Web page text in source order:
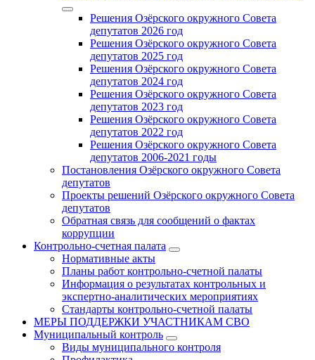
Решения Озёрского окружного Совета
депутатов 2026 год
Решения Озёрского окружного Совета
депутатов 2025 год
Решения Озёрского окружного Совета
депутатов 2024 год
Решения Озёрского окружного Совета
депутатов 2023 год
Решения Озёрского окружного Совета
депутатов 2022 год
Решения Озёрского окружного Совета
депутатов 2006-2021 годы
Постановления Озёрского окружного Совета
депутатов
Проекты решений Озёрского окружного Совета
депутатов
Обратная связь для сообщений о фактах
коррупции
Контрольно-счетная палата
Нормативные акты
Планы работ контрольно-счетной палаты
Информация о результатах контрольных и
экспертно-аналитических мероприятиях
Стандарты контрольно-счетной палаты
МЕРЫ ПОДДЕРЖКИ УЧАСТНИКАМ СВО
Муниципальный контроль
Виды муниципального контроля